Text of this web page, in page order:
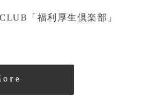
「福利厚生倶楽部」